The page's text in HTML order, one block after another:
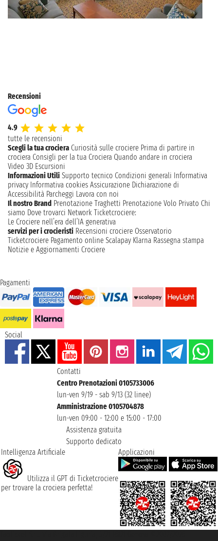
Recensioni
4.9
tutte le recensioni
Scegli la tua crociera Curiosità sulle crociere Prima di partire in
crociera Consigli per la tua Crociera Quando andare in crociera
Video 3D Escursioni
Informazioni Utili Supporto tecnico Condizioni generali Informativa
privacy Informativa cookies Assicurazione Dichiarazione di
Accessibilità Parcheggi Lavora con noi
Il nostro Brand Prenotazione Traghetti Prenotazione Volo Privato Chi
siamo Dove trovarci Network Ticketcrociere:
Le Crociere nell’era dell’IA generativa
servizi per i crocieristi Recensioni crociere Osservatorio
Ticketcrociere Pagamento online Scalapay Klarna Rassegna stampa
Notizie e Aggiornamenti Crociere
Pagamenti
Social
Contatti
Centro Prenotazioni 0105733006
lun-ven 9/19 - sab 9/13 (32 linee)
Amministrazione 0105704878
lun-ven 09:00 - 12:00 e 15:00 - 17:00
Assistenza gratuita
Supporto dedicato
Intelligenza Artificiale
Utilizza il GPT di Ticketcrociere
per trovare la crociera perfetta!
Applicazioni